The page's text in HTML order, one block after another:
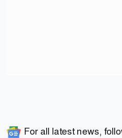
For all latest news,